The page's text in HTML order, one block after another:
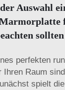
Auswahl
sollten
perfekten
Ihren Raum
spielt